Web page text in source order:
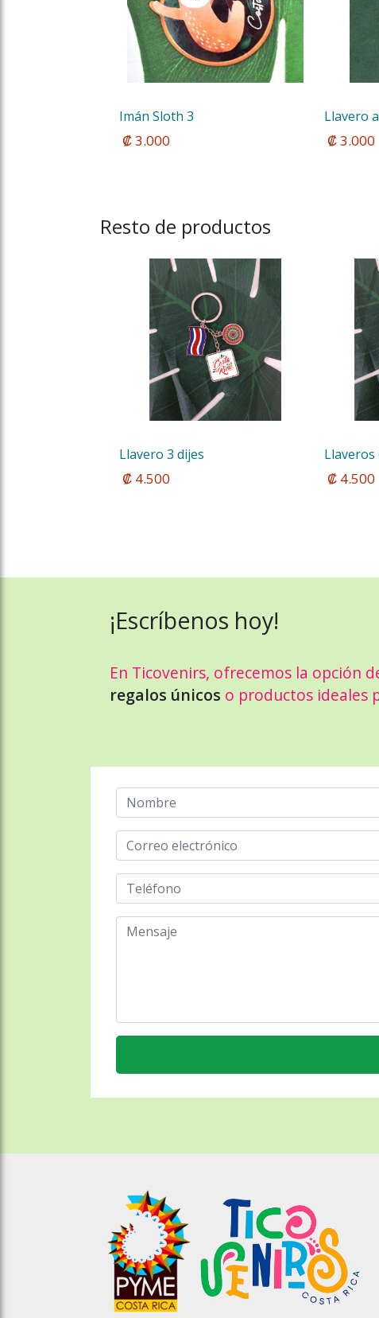
Imán Sloth 3
₡ 3.000
Llavero
₡ 3.000
Resto de productos
Llavero 3 dijes
₡ 4.500
Llaveros
₡ 4.500
¡Escríbenos hoy!
En Ticovenirs, ofrecemos la opción
regalos únicos o productos ideales